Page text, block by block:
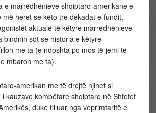
e marrëdhënieve shqiptaro-amerikane e
më heret se këto tre dekadat e fundit,
aktualë të këtyre marrëdhënieve
bindnin sot se historia e këtyre
me ta (e ndoshta po mos të jemi të
mbaron me ta).
amerikan me të drejtë njihet si
i kauzave kombëtare shqiptare në Shtetet
duke filluar nga veprimtaritë e